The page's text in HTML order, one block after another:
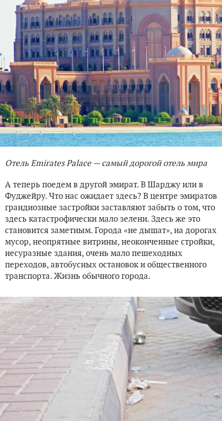
Отель Emirates Palace — самый дорогой отель мира
А теперь поедем в другой эмират. В Шарджу или в
Фуджейру. Что нас ожидает здесь? В центре эмиратов
грандиозные застройки заставляют забыть о том, что
здесь катастрофически мало зелени. Здесь же это
становится заметным. Города «не дышат», на дорогах
мусор, неопрятные витрины, неоконченные стройки,
несуразные здания, очень мало пешеходных
переходов, автобусных остановок и общественного
транспорта. Жизнь обычного города.